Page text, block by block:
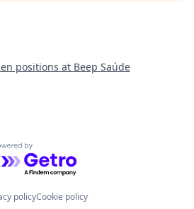
positions at Beep Saúde
by Getro.com
policyCookie policy